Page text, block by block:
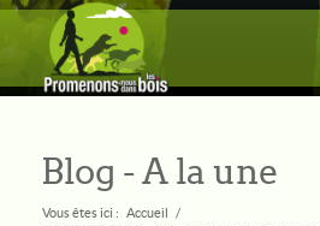
Blog - A la une
Vous êtes ici : Accueil /